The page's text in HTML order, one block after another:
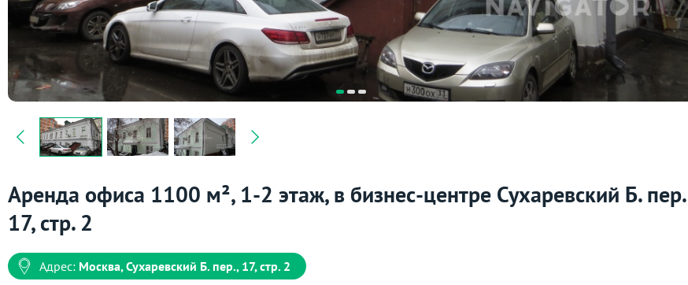
Аренда офиса 1100 м², 1-2 этаж, в бизнес-центре Сухаревский Б.
17, стр. 2
Адрес: Москва, Сухаревский Б. пер., 17, стр. 2